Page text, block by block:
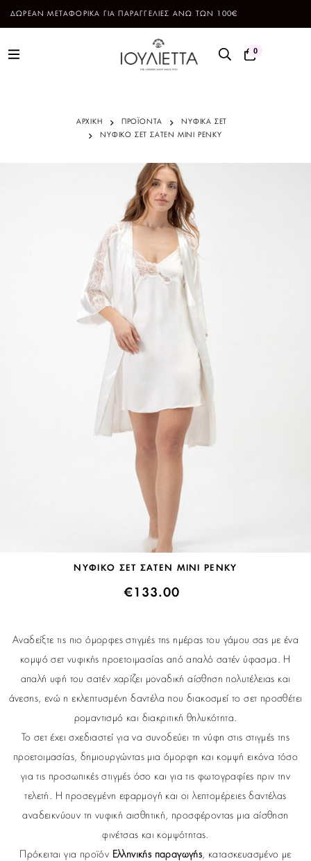
ΔΩΡΕΑΝ ΜΕΤΑΦΟΡΙΚΑ ΓΙΑ ΠΑΡΑΓΓΕΛΙΕΣ ΑΝΩ ΤΩΝ 100€
0
ΑΡΧΙΚΗ ΠΡΟΪΌΝΤΑ
ΝΥΦΙΚΑ ΣΕΤ
ΝΥΦΙΚΟ ΣΕΤ ΣΑΤΕΝ ΜΙΝΙ PENKY
ΝΥΦΙΚΟ ΣΕΤ ΣΑΤΕΝ ΜΙΝΙ PENKY
€ 133.00
Αναδείξτε τις πιο όμορφες στιγμές της ημέρας του γάμου σας με ένα
κομψό σετ νυφικής προετοιμασίας από απαλό σατέν ύφασμα. Η
απαλή υφή του σατέν χαρίζει μοναδική αίσθηση πολυτέλειας και
άνεσης, ενώ η εκλεπτυσμένη δαντέλα που διακοσμεί το σετ προσθέτει
ρομαντισμό και διακριτική θηλυκότητα.
Το σετ έχει σχεδιαστεί για να συνοδεύει τη νύφη στις στιγμές της
προετοιμασίας, δημιουργώντας μια όμορφη και κομψή εικόνα τόσο
για τις προσωπικές στιγμές όσο και για τις φωτογραφίες πριν την
τελετή. Η προσεγμένη εφαρμογή και οι λεπτομέρειες δαντέλας
αναδεικνύουν τη νυφική αισθητική, προσφέροντας μια αίσθηση
φινέτσας και κομψότητας.
Πρόκειται για προϊόν Ελληνικής παραγωγής, κατασκευασμένο με